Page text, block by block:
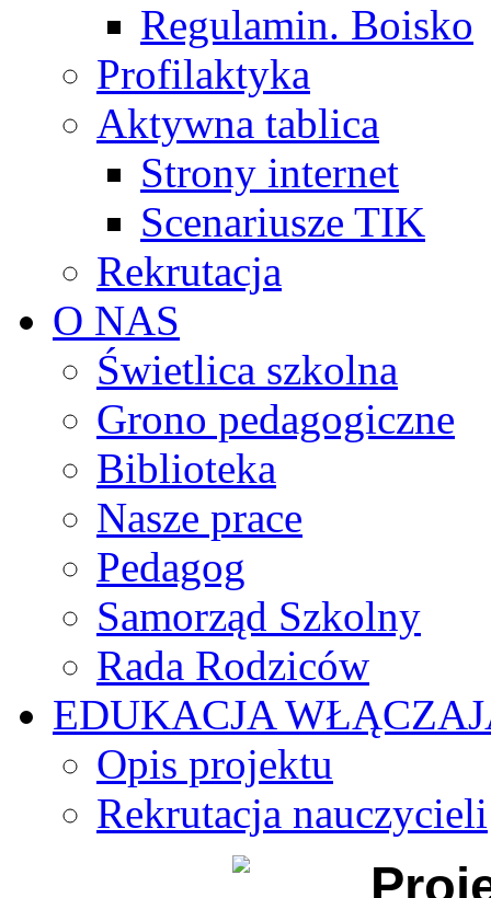
Regulamin. Boisko
Profilaktyka
Aktywna tablica
Strony internet
Scenariusze TIK
Rekrutacja
O NAS
Świetlica szkolna
Grono pedagogiczne
Biblioteka
Nasze prace
Pedagog
Samorząd Szkolny
Rada Rodziców
EDUKACJA
Opis projektu
Rekrutacja nauczycieli